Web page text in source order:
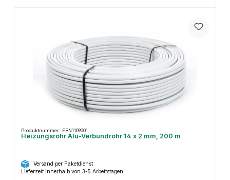
Produktnummer: FBN1109001
Heizungsrohr Alu-Verbundrohr 14 x 2 mm, 200 m
Versand per Paketdienst
Lieferzeit innerhalb von 3-5 Arbeitstagen